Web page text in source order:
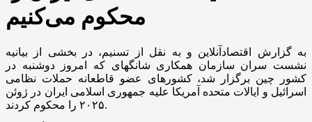
محکوم می‌کنیم
به گزارش اقتصادآنلاین و به نقل از تسنیم، در بخشی از بیانیه
نشست سران سازمان همکاری شانگهای که امروز دوشنبه در
کشور چین برگزار شد، کشور‌های عضو قاطعانه حملات نظامی
اسرائیل و ایالات متحده آمریکا علیه جمهوری اسلامی ایران در ژوئن
۲۰۲۵ را محکوم کردند.